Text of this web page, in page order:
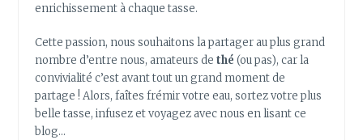
enrichissement à chaque tasse.
Cette passion, nous souhaitons la partager au plus grand
nombre d’entre nous, amateurs de thé (ou pas), car la
convivialité c’est avant tout un grand moment de
partage ! Alors, faîtes frémir votre eau, sortez votre plus
belle tasse, infusez et voyagez avec nous en lisant ce
blog…